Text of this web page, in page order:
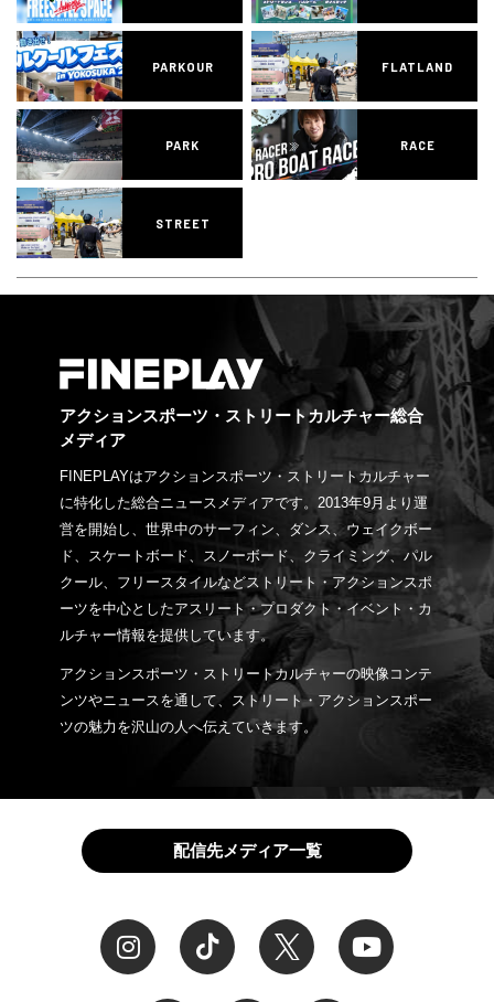
PARKOUR FLATLAND
PARK RACE
STREET
アクションスポーツ・ストリートカルチャー総合
メディア
FINEPLAYはアクションスポーツ・ストリートカルチャー
に特化した総合ニュースメディアです。2013年9月より運
営を開始し、世界中のサーフィン、ダンス、ウェイクボー
ド、スケートボード、スノーボード、クライミング、パル
クール、フリースタイルなどストリート・アクションスポ
ーツを中心としたアスリート・プロダクト・イベント・カ
ルチャー情報を提供しています。
アクションスポーツ・ストリートカルチャーの映像コンテ
ンツやニュースを通して、ストリート・アクションスポー
ツの魅力を沢山の人へ伝えていきます。
配信先メディア一覧